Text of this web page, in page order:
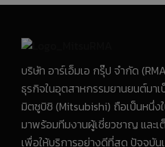
บริษัท อาร์เอ็มเอ กรุ๊ป จำกัด
ธุรกิจในอุตสาหกรรมยานยนต์มา
มิตซูบิชิ (Mitsubishi) ถือเป็นหนึ่ง
มาพร้อมทีมงานผู้เชี่ยวชาญ และ
เพื่อให้บริการอย่างดีที่สุด ปัจจุบัน